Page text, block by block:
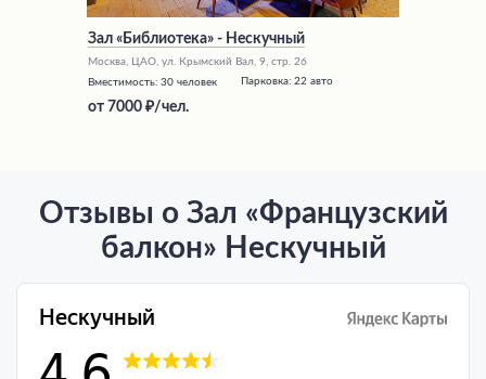
Зал «Библиотека» - Нескучный
Москва, ЦАО, ул. Крымский Вал, 9, стр. 26
Вместимость: 30 человек Парковка: 22 авто
от 7000 /чел.
Отзывы о Зал «Французский
балкон» Нескучный